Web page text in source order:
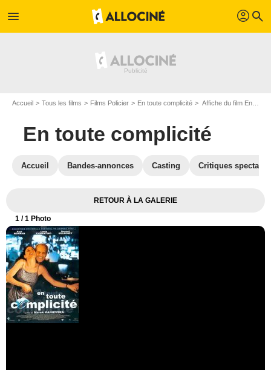
menu profil search
Accueil Tous les films Films Policier En toute complicité Affiche du film En toute complicité - Photo 1
En toute complicité
Accueil Bandes-annonces Casting Critiques
RETOUR À LA GALERIE
1 / 1 Photo